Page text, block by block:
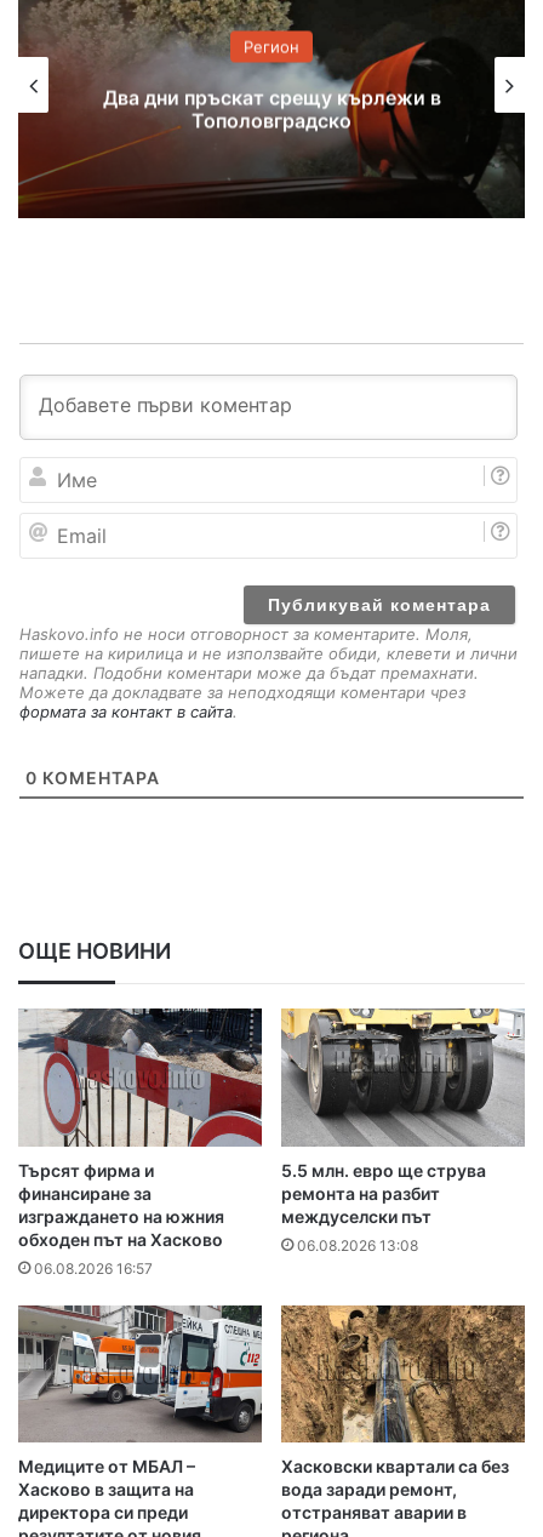
Регион
Два дни пръскат срещу кърлежи в
Тополовградско
И
е
a
Haskovo.info не носи отговорност за коментарите. Моля,
пишете на кирилица и не използвайте обиди, клевети и лични
нападки. Подобни коментари може да бъдат премахнати.
Можете да докладвате за неподходящи коментари чрез
формата за контакт в сайта.
0 КОМЕНТАРА
ОЩЕ НОВИНИ
Търсят фирма и
финансиране за
изграждането на южния
обходен път на Хасково
06.08.2026 16:57
5.5 млн. евро ще струва
ремонта на разбит
междуселски път
06.08.2026 13:08
Медиците от МБАЛ –
Хасково в защита на
директора си преди
Хасковски квартали са без
вода заради ремонт,
отстраняват аварии в